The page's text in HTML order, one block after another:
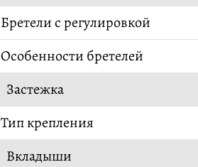
Бретели с регулировкой
Особенности бретелей
Застежка
Тип крепления
Вкладыши